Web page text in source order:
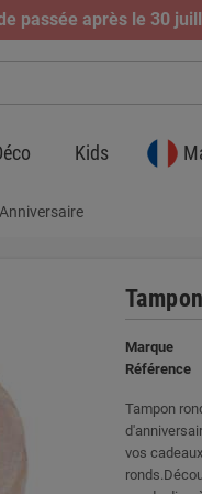
passée après le 30
Kids
Marque
Référence
Tampon
vos